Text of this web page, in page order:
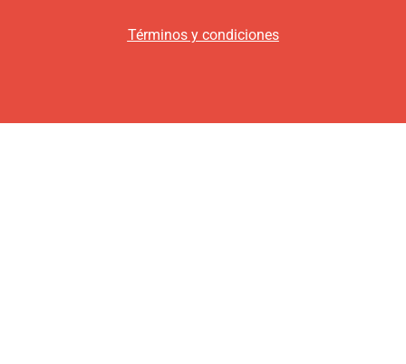
Términos y condiciones